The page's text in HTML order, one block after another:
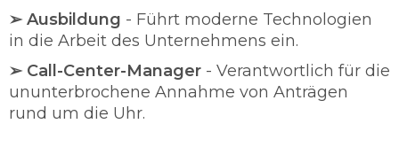
➢ Ausbildung - Führt moderne Technologien
in die Arbeit des Unternehmens ein.
➢ Call-Center-Manager - Verantwortlich für die
ununterbrochene Annahme von Anträgen
rund um die Uhr.